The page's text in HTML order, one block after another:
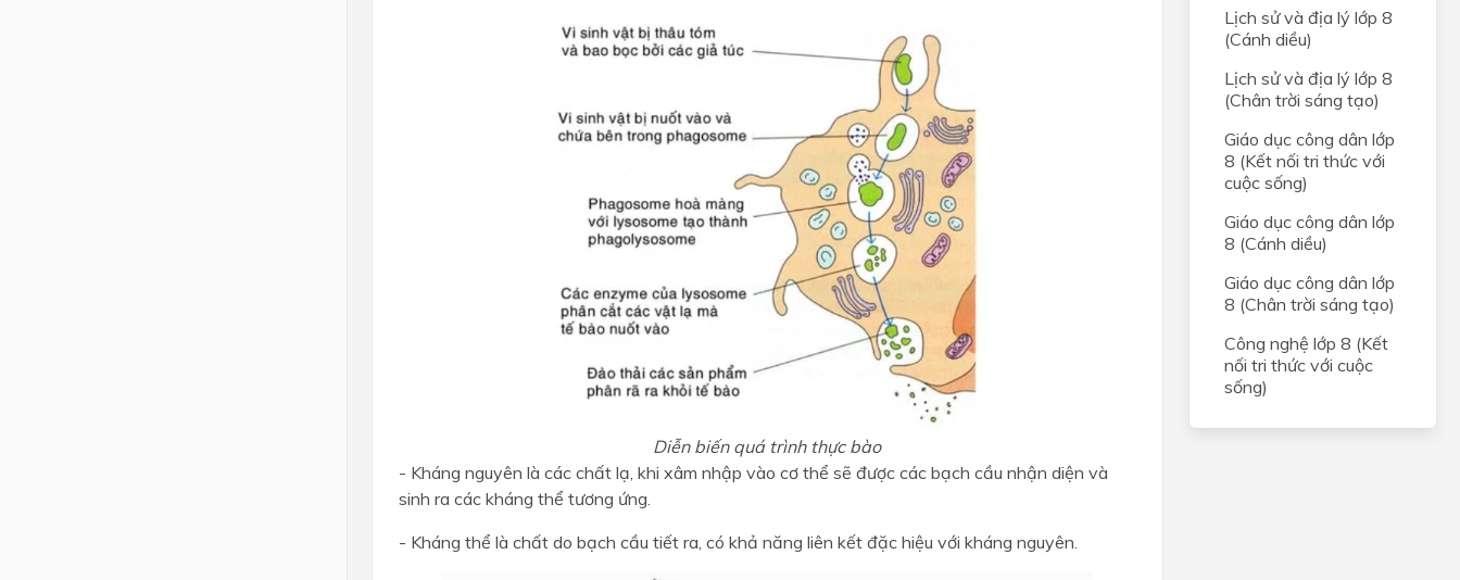
Diễn biến quá trình thực bào
- Kháng nguyên là các chất lạ, khi xâm nhập vào cơ thể sẽ được các bạch cầu nhận diện và
sinh ra các kháng thể tương ứng.
- Kháng thể là chất do bạch cầu tiết ra, có khả năng liên kết đặc hiệu với kháng nguyên.
Lịch sử và địa lý lớp 8
(Cánh diều)
Lịch sử và địa lý lớp 8
(Chân trời sáng tạo)
Giáo dục công dân lớp
8 (Kết nối tri thức với
cuộc sống)
Giáo dục công dân lớp
8 (Cánh diều)
Giáo dục công dân lớp
8 (Chân trời sáng tạo)
Công nghệ lớp 8 (Kết
nối tri thức với cuộc
sống)